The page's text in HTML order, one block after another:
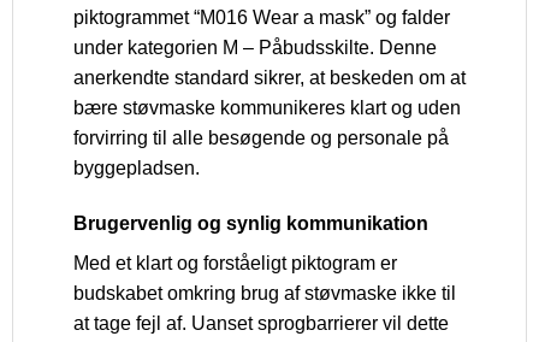
piktogrammet “M016 Wear a mask” og falder
under kategorien M – Påbudsskilte. Denne
anerkendte standard sikrer, at beskeden om at
bære støvmaske kommunikeres klart og uden
forvirring til alle besøgende og personale på
byggepladsen.
Brugervenlig og synlig kommunikation
Med et klart og forståeligt piktogram er
budskabet omkring brug af støvmaske ikke til
at tage fejl af. Uanset sprogbarrierer vil dette